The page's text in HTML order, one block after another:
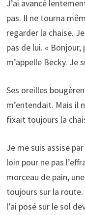
J’ai avancé
pas. Il ne tourna
regarder la chaise.
pas de lui. «
m’appelle Becky. Je
Ses oreilles
m’entendait. Mais il
fixait toujours la
Je me suis assise
loin pour ne pas
morceau de pain,
toujours sur la
l’ai posé sur le sol